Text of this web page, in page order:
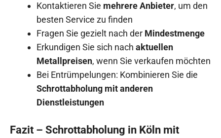
Kontaktieren Sie mehrere Anbieter, um den
besten Service zu finden
Fragen Sie gezielt nach der Mindestmenge
Erkundigen Sie sich nach aktuellen
Metallpreisen, wenn Sie verkaufen möchten
Bei Entrümpelungen: Kombinieren Sie die
Schrottabholung mit anderen
Dienstleistungen
Fazit – Schrottabholung in Köln mit